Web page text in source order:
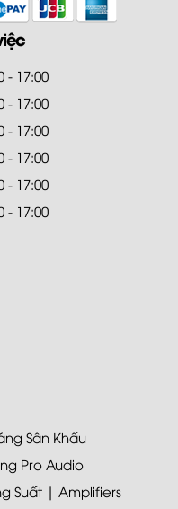
- 17:00
- 17:00
- 17:00
- 17:00
- 17:00
- 17:00
Sân Khấu
Pro Audio
Suất | Amplifiers